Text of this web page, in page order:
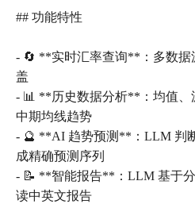
## 功能特性
- 🔄 **实时汇率查询**：多数据
盖
- 📊 **历史数据分析**：均值、
中期均线趋势
- 🔮 **AI 趋势预测**：LLM 判
成精确预测序列
- 📝 **智能报告**：LLM 基于
读中英文报告